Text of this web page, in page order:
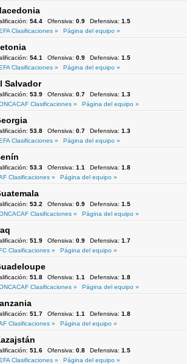
54.4 Ofensiva: 0.9 Defensiva: 1.5
Clasificaciones »
Página del equipo »
54.1 Ofensiva: 0.9 Defensiva: 1.5
Clasificaciones »
Página del equipo »
Salvador
53.9 Ofensiva: 0.7 Defensiva: 1.3
Clasificaciones »
Página del equipo »
53.8 Ofensiva: 0.7 Defensiva: 1.3
Clasificaciones »
Página del equipo »
53.3 Ofensiva: 1.1 Defensiva: 1.8
Clasificaciones »
Página del equipo »
53.2 Ofensiva: 0.9 Defensiva: 1.5
Clasificaciones »
Página del equipo »
51.9 Ofensiva: 0.9 Defensiva: 1.7
Clasificaciones »
Página del equipo »
51.8 Ofensiva: 1.1 Defensiva: 1.8
Clasificaciones »
Página del equipo »
51.7 Ofensiva: 1.1 Defensiva: 1.8
Clasificaciones »
Página del equipo »
51.6 Ofensiva: 0.8 Defensiva: 1.5
Clasificaciones »
Página del equipo »